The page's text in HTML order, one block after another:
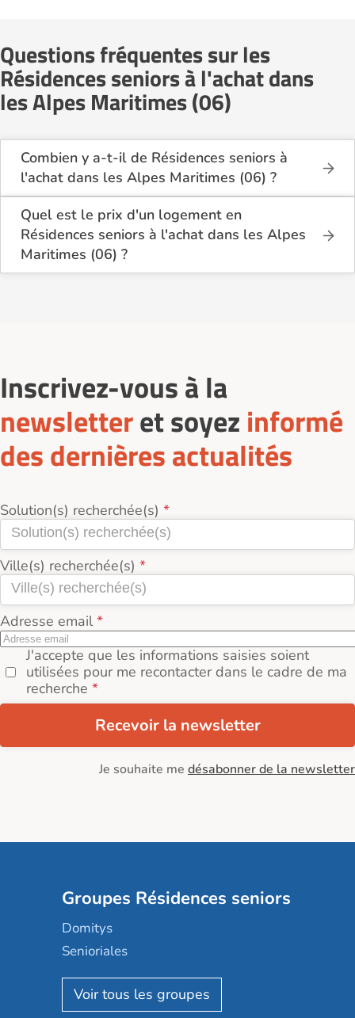
Questions fréquentes sur les
Résidences seniors à l'achat dans
les Alpes Maritimes (06)
Combien y a-t-il de Résidences seniors à
l'achat dans les Alpes Maritimes (06) ?
Sur le site Logement-seniors.com, on recense
actuellement 13 Résidences seniors à l'achat dans
les Alpes Maritimes (06).
Quel est le prix d'un logement en
Résidences seniors à l'achat dans les Alpes
Maritimes (06) ?
Le coût d'un logement en Résidences seniors à
Résidences seniors à l'achat dans les Alpes
Maritimes (06) se situe autour de 383 750€.
Inscrivez-vous à la
newsletteret soyez informé
des dernières actualités
Solution(s) recherchée(s)
Ville(s) recherchée(s)
Adresse email
J'accepte que les informations saisies soient
utilisées pour me recontacter dans le cadre de ma
recherche
Recevoir la newsletter
Je souhaite me désabonner de la newsletter
Groupes Résidences seniors
Domitys
Senioriales
Nohée
Les Résidentiels